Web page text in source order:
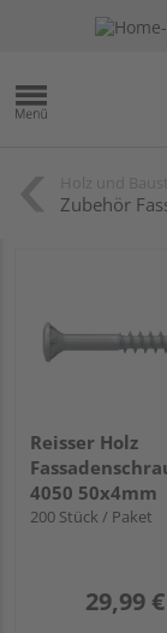
Zubehör
Reisser Holz
4050 50x4mm
200 Stück / Paket
29,99 €